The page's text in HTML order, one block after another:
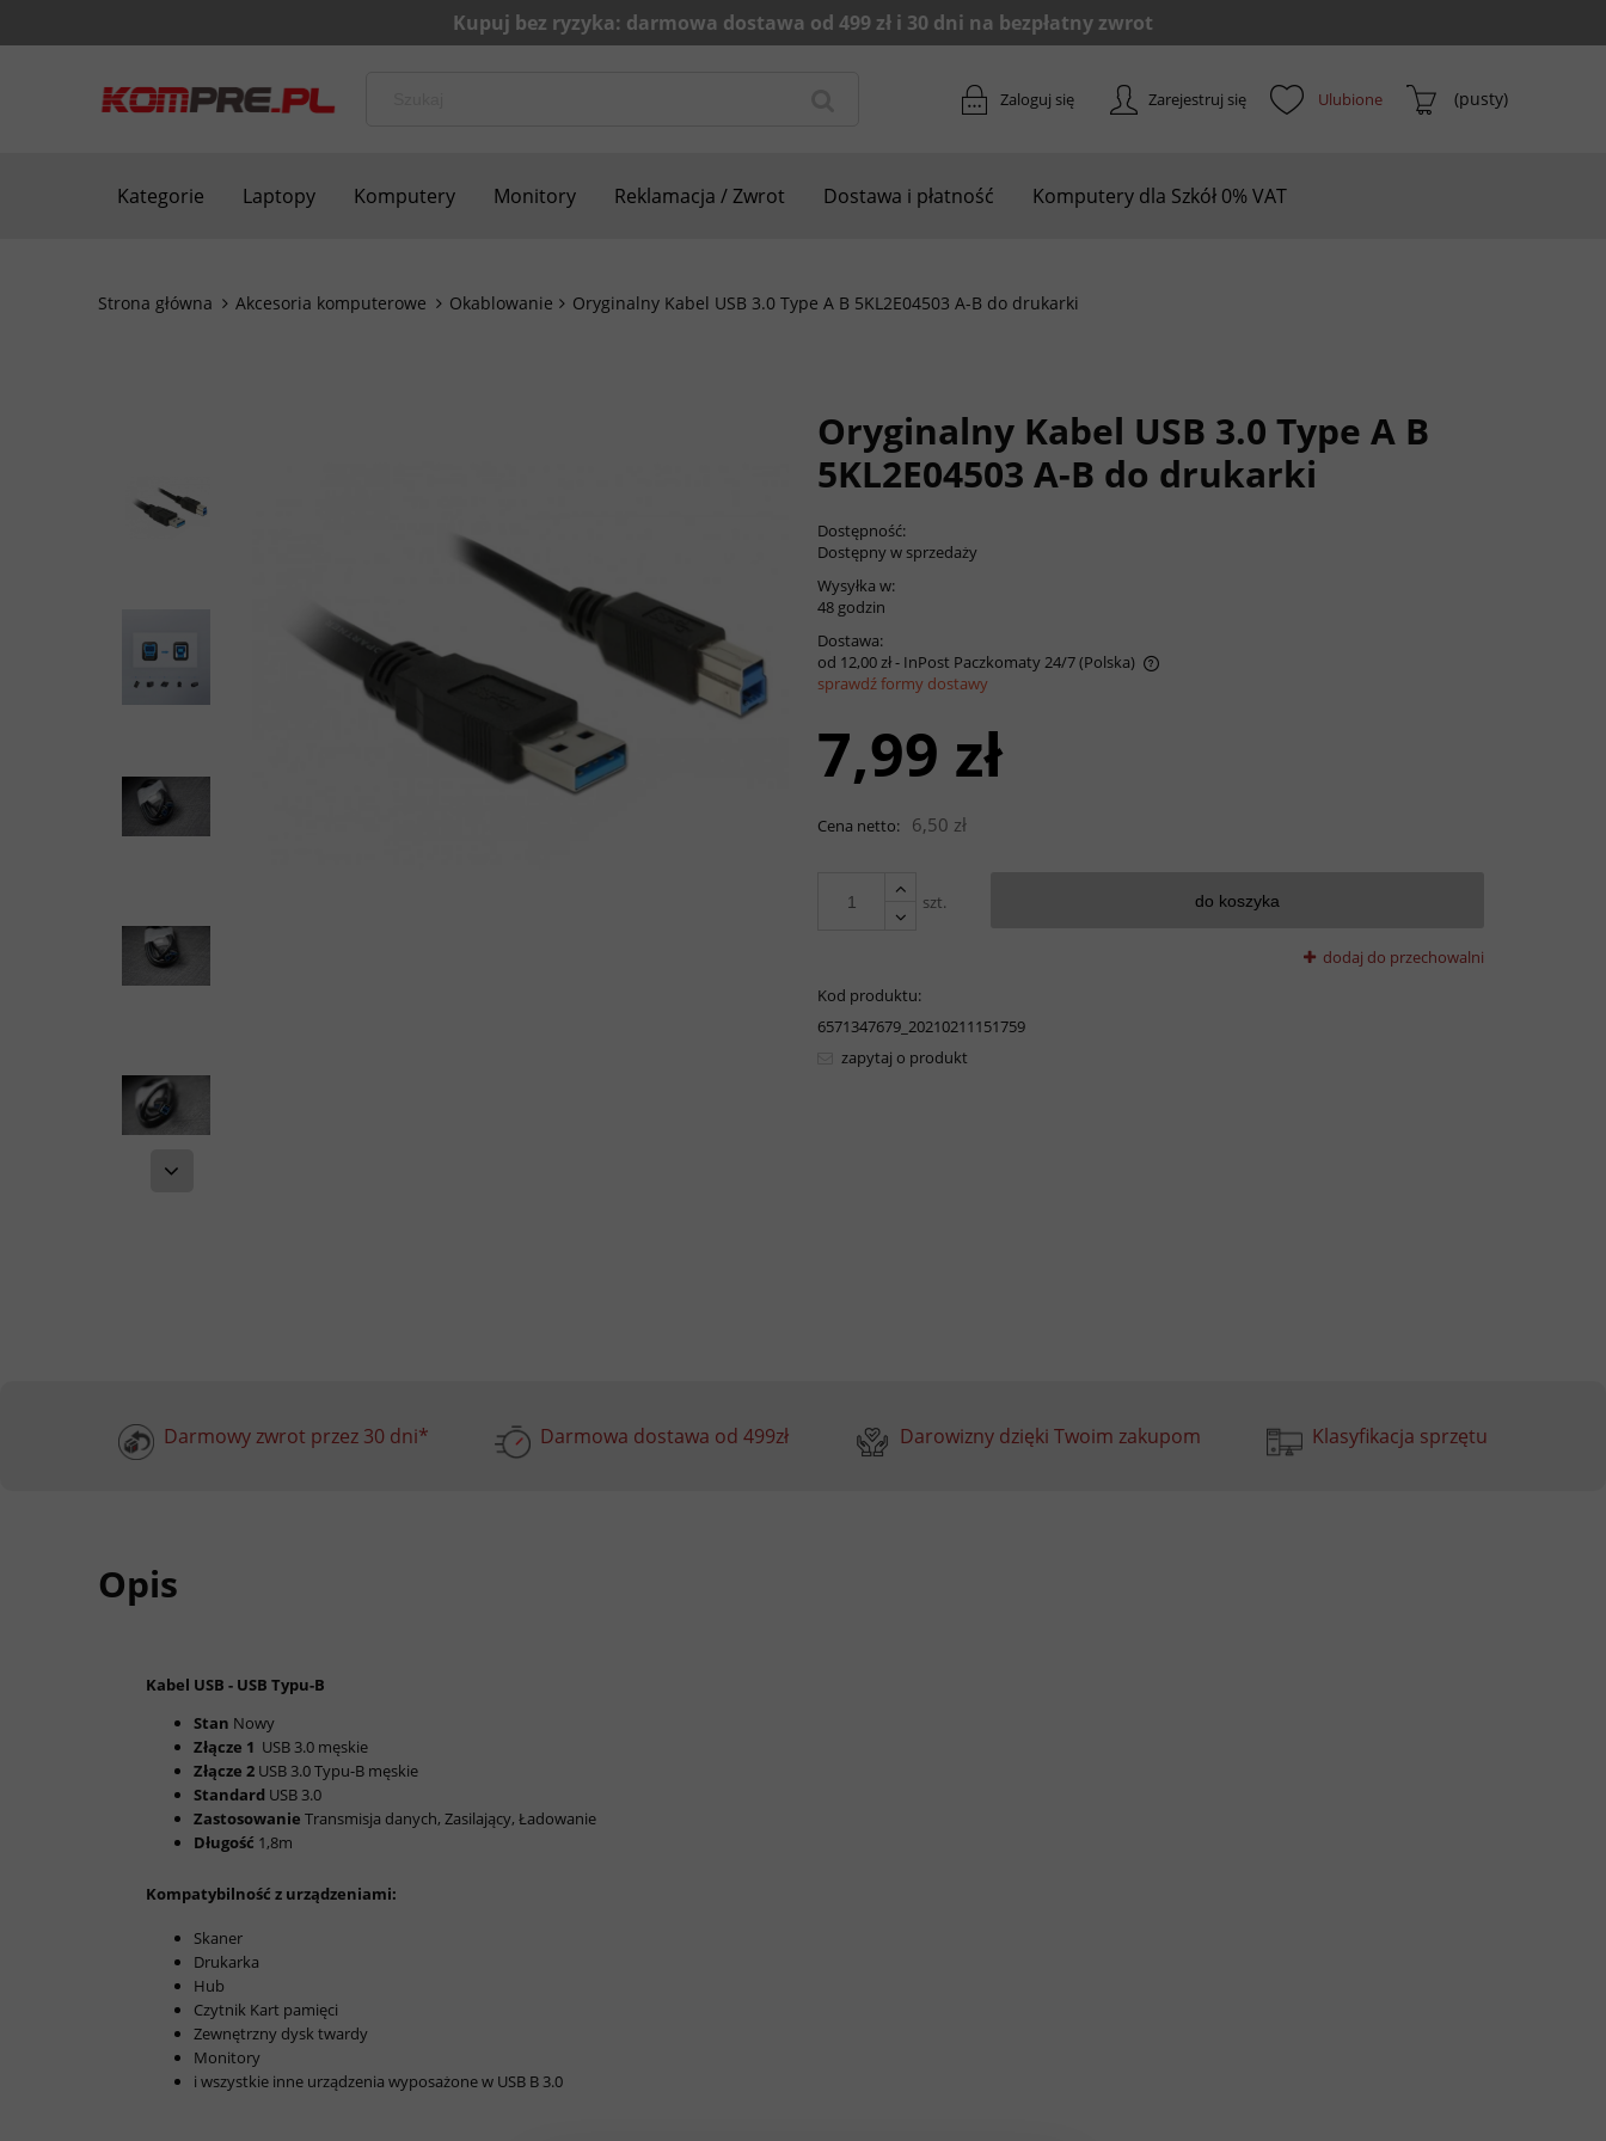
Zarejestruj się
Zaloguj się (pusty)
Kategorie Laptopy Komputery Monitory Reklamacja / Zwrot Dostawa i płatność Komputery dla Szkół 0% VAT
Strona główna Akcesoria komputerowe Okablowanie Oryginalny Kabel USB 3.0 Type A B 5KL2E04503 A-B do drukarki
Oryginalny Kabel USB 3.0 Type A B
5KL2E04503 A-B do drukarki
Dostępność:
Dostępny w sprzedaży
Wysyłka w:
48 godzin
Dostawa:
od 12,00 zł- InPost Paczkomaty 24/7(Polska)
Cena nie zawiera
ewentualnych kosztów płatności
sprawdź formy dostawy
7,99 zł
Cena netto: 6,50 zł
szt. do koszyka
dodaj do przechowalni
Kod produktu:
6571347679_20210211151759
zapytaj o produkt
Darmowy zwrot przez 30 dni* Darmowa dostawa od 499zł Darowizny dzięki Twoim zakupom Klasyfikacja sprzętu
Opis
Kabel USB - USB Typu-B
Stan Nowy
Złącze 1 USB 3.0 męskie
Złącze 2 USB 3.0 Typu-B męskie
Standard USB 3.0
Zastosowanie Transmisja danych, Zasilający, Ładowanie
Długość 1,8m
Kompatybilność z urządzeniami:
Skaner
Drukarka
Hub
Czytnik Kart pamięci
Zewnętrzny dysk twardy
Monitory
i wszystkie inne urządzenia wyposażone w USB B 3.0